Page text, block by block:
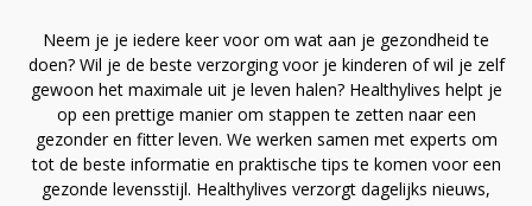
Neem je je iedere keer voor om wat aan je gezondheid te
doen? Wil je de beste verzorging voor je kinderen of wil je zelf
gewoon het maximale uit je leven halen? Healthylives helpt je
op een prettige manier om stappen te zetten naar een
gezonder en fitter leven. We werken samen met experts om
tot de beste informatie en praktische tips te komen voor een
gezonde levensstijl. Healthylives verzorgt dagelijks nieuws,